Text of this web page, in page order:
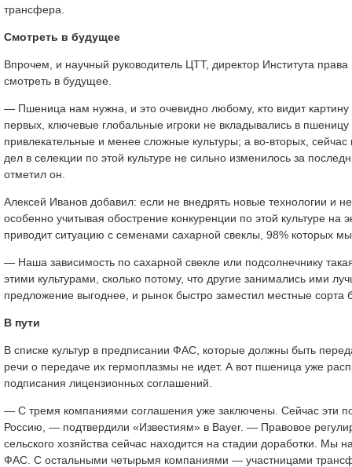
трансфера.
Смотреть в будущее
Впрочем, и научный руководитель ЦТТ, директор Института
смотреть в будущее.
— Пшеница нам нужна, и это очевидно любому, кто видит
первых, ключевые глобальные игроки не вкладывались в
привлекательные и менее сложные культуры; а во-вторых,
дел в селекции по этой культуре не сильно изменилось за
отметил он.
Алексей Иванов добавил: если не внедрять новые технологии и
особенно учитывая обострение конкуренции по этой культуре
приводит ситуацию с семенами сахарной свеклы, 98% которых
— Наша зависимость по сахарной свекле или подсолнечнику
этими культурами, сколько потому, что другие занимались ими
предложение выгоднее, и рынок быстро заместил местные сорта
В пути
В списке культур в предписании ФАС, которые должны быть
речи о передаче их гермоплазмы не идет. А вот пшеница уже
подписания лицензионных соглашений.
— С тремя компаниями соглашения уже заключены. Сейчас эти
Россию, — подтвердили «Известиям» в Bayer. — Правовое
сельского хозяйства сейчас находится на стадии доработки.
ФАС. С остальными четырьмя компаниями — участницами